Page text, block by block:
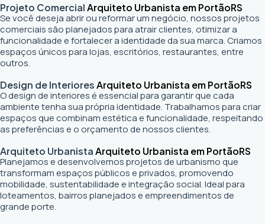
Projeto ComercialArquiteto Urbanista em PortãoRS
Se você deseja abrir ou reformar um negócio, nossos projetos
comerciais são planejados para atrair clientes, otimizar a
funcionalidade e fortalecer a identidade da sua marca. Criamos
espaços únicos para lojas, escritórios, restaurantes, entre
outros.
Design de InterioresArquiteto Urbanista em PortãoRS
O design de interiores é essencial para garantir que cada
ambiente tenha sua própria identidade. Trabalhamos para criar
espaços que combinam estética e funcionalidade, respeitando
as preferências e o orçamento de nossos clientes.
Arquiteto UrbanistaArquiteto Urbanista em PortãoRS
Planejamos e desenvolvemos projetos de urbanismo que
transformam espaços públicos e privados, promovendo
mobilidade, sustentabilidade e integração social. Ideal para
loteamentos, bairros planejados e empreendimentos de
grande porte.